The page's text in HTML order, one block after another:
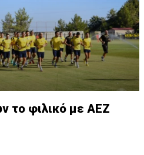
το φιλικό με ΑΕΖ